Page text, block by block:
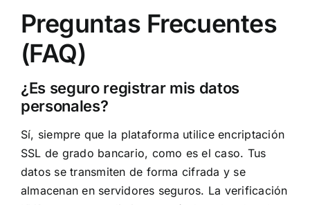
Preguntas Frecuentes
(FAQ)
¿Es seguro registrar mis datos
personales?
Sí, siempre que la plataforma utilice encriptación
SSL de grado bancario, como es el caso. Tus
datos se transmiten de forma cifrada y se
almacenan en servidores seguros. La verificación